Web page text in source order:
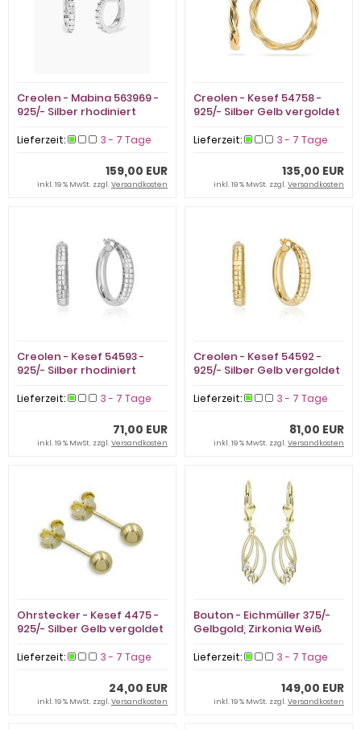
Creolen - Mabina 563969 -
925/- Silber rhodiniert
Lieferzeit: 3 - 7 Tage
159,00 EUR
inkl. 19 % MwSt. zzgl.Versandkosten
Creolen - Kesef 54758 -
925/- Silber Gelb vergoldet
Lieferzeit: 3 - 7 Tage
135,00 EUR
inkl. 19 % MwSt. zzgl.Versandkosten
Creolen - Kesef 54593 -
925/- Silber rhodiniert
Lieferzeit: 3 - 7 Tage
71,00 EUR
inkl. 19 % MwSt. zzgl.Versandkosten
Creolen - Kesef 54592 -
925/- Silber Gelb vergoldet
Lieferzeit: 3 - 7 Tage
81,00 EUR
inkl. 19 % MwSt. zzgl.Versandkosten
Ohrstecker - Kesef 4475 -
925/- Silber Gelb vergoldet
Lieferzeit: 3 - 7 Tage
24,00 EUR
inkl. 19 % MwSt. zzgl.Versandkosten
Bouton - Eichmüller 375/-
Gelbgold, Zirkonia Weiß
Lieferzeit: 3 - 7 Tage
149,00 EUR
inkl. 19 % MwSt. zzgl.Versandkosten